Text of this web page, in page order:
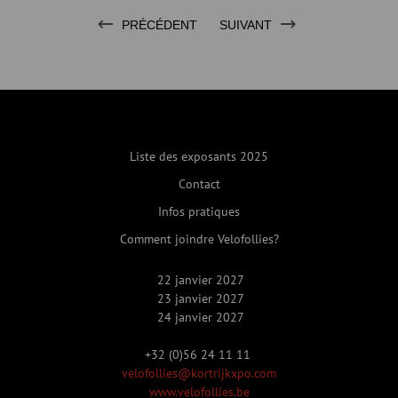
PRÉCÉDENT SUIVANT
Liste des exposants 2025
Contact
Infos pratiques
Comment joindre Velofollies?
22 janvier 2027
23 janvier 2027
24 janvier 2027
+32 (0)56 24 11 11
velofollies@kortrijkxpo.com
www.velofollies.be